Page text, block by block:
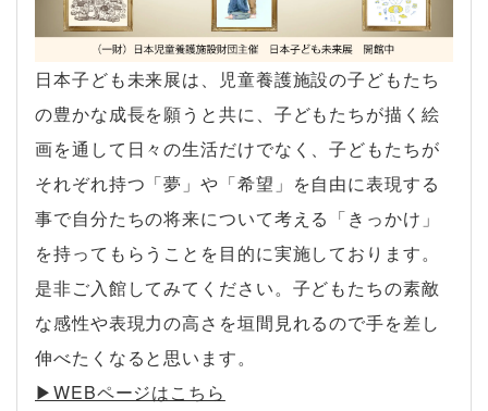
日本子ども未来展は、児童養護施設の子どもたち
の豊かな成長を願うと共に、子どもたちが描く絵
画を通して日々の生活だけでなく、子どもたちが
それぞれ持つ「夢」や「希望」を自由に表現する
事で自分たちの将来について考える「きっかけ」
を持ってもらうことを目的に実施しております。
是非ご入館してみてください。子どもたちの素敵
な感性や表現力の高さを垣間見れるので手を差し
伸べたくなると思います。
▶︎WEBページはこちら